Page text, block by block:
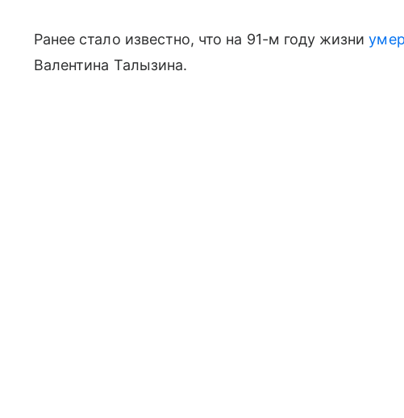
Ранее стало известно, что на 91-м году жизни
Валентина Талызина.